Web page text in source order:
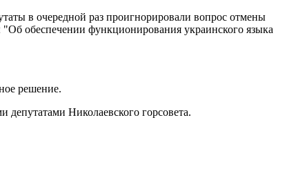
в очередной раз проигнорировали вопрос отмены
обеспечении функционирования украинского языка
решение.
депутатами Николаевского горсовета.